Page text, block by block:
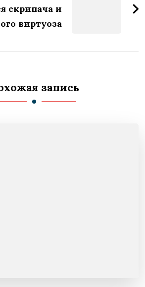
скрипача и
виртуоза
запись